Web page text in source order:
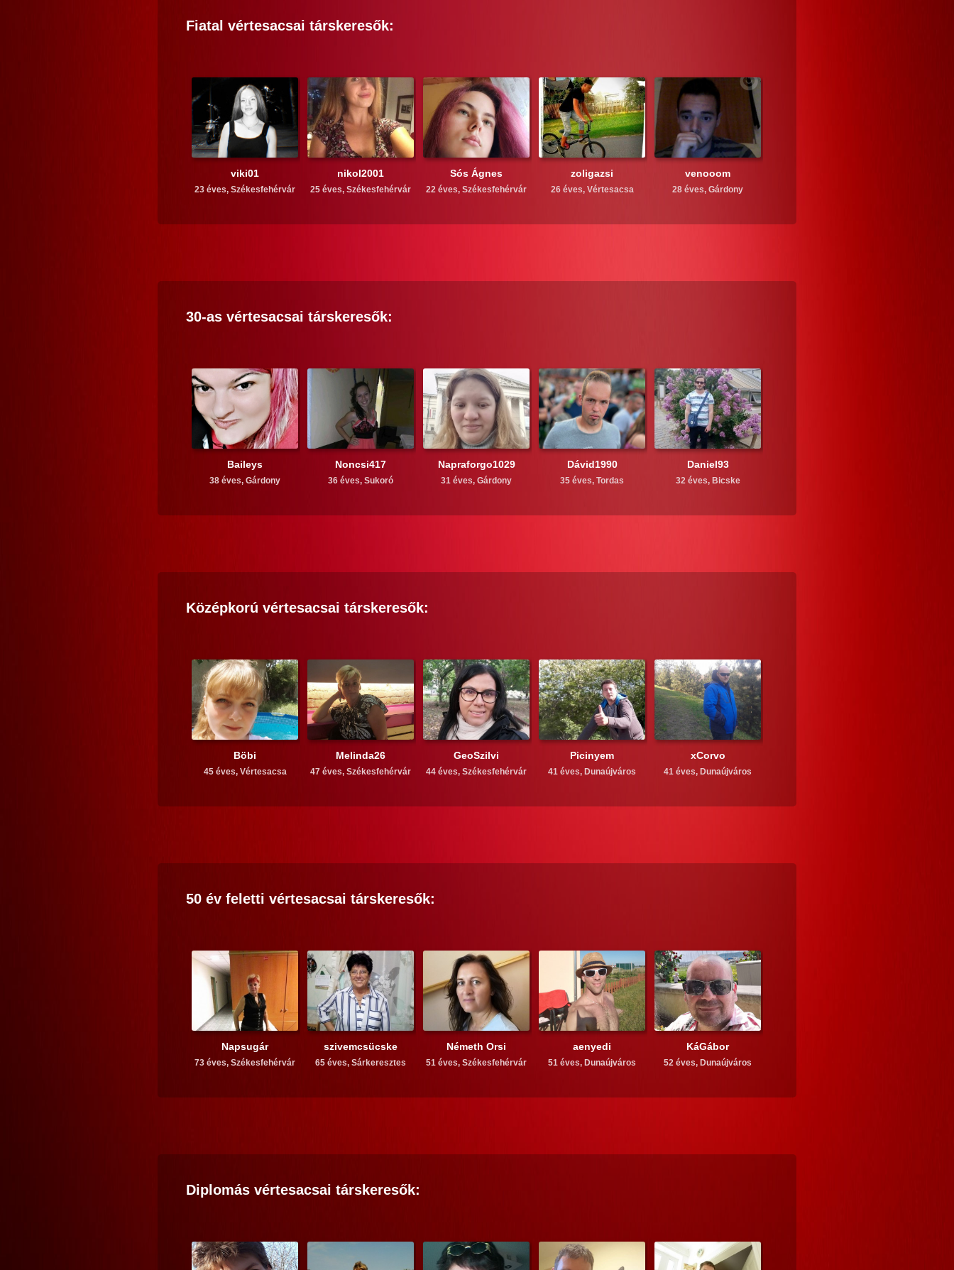
Fiatal vértesacsai társkeresők:
viki01
23 éves, Székesfehérvár
nikol2001
25 éves, Székesfehérvár
Sós Ágnes
22 éves, Székesfehérvár
zoligazsi
26 éves, Vértesacsa
venooom
28 éves, Gárdony
30-as vértesacsai társkeresők:
Baileys
38 éves, Gárdony
Noncsi417
36 éves, Sukoró
Napraforgo1029
31 éves, Gárdony
Dávid1990
35 éves, Tordas
Daniel93
32 éves, Bicske
Középkorú vértesacsai társkeresők:
Böbi
45 éves, Vértesacsa
Melinda26
47 éves, Székesfehérvár
GeoSzilvi
44 éves, Székesfehérvár
Picinyem
41 éves, Dunaújváros
xCorvo
41 éves, Dunaújváros
50 év feletti vértesacsai társkeresők:
Napsugár
73 éves, Székesfehérvár
szivemcsücske
65 éves, Sárkeresztes
Németh Orsi
51 éves, Székesfehérvár
aenyedi
51 éves, Dunaújváros
KáGábor
52 éves, Dunaújváros
Diplomás vértesacsai társkeresők: